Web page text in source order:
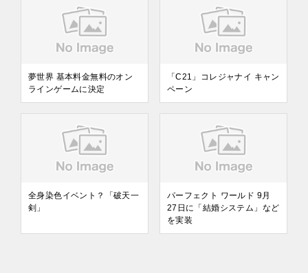
夢世界 基本料金無料のオン
ラインゲームに決定
「C21」コレジャナイ キャン
ペーン
全身染色イベント？「破天一
剣」
パーフェクト ワールド 9月
27日に「結婚システム」など
を実装